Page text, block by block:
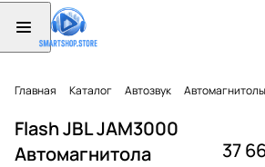
Главная Каталог Автозвук Автомагнитолы
Flash JBL JAM3000
Автомагнитола
37